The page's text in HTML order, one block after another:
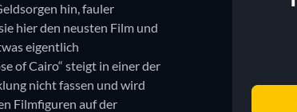
hin, fauler
hier den neusten Film und
eigentlich
of Cairo“ steigt in einer der
nicht fassen und wird
Filmfiguren auf der